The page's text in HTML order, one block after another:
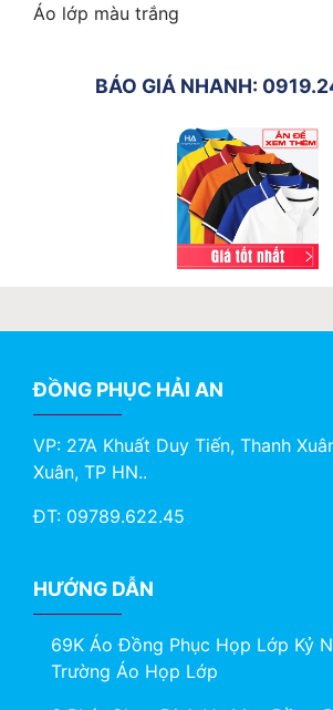
Áo lớp màu trắng
BÁO GIÁ NHANH:
ĐỒNG PHỤC HẢI AN
VP: 27A Khuất Duy Tiến, Thanh
Xuân, TP HN..
ĐT: 09789.622.45
HƯỚNG DẪN
69K Áo Đồng Phục Họp Lớp Kỷ
Trường Áo Họp Lớp